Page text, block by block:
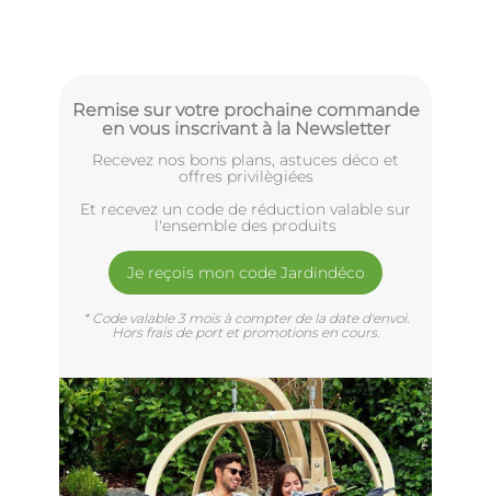
Remise sur votre prochaine commande
en vous inscrivant à la Newsletter
Recevez nos bons plans, astuces déco et
offres privilègiées
Et recevez un code de réduction valable sur
l'ensemble des produits
Je reçois mon code Jardindéco
* Code valable 3 mois à compter de la date d'envoi.
Hors frais de port et promotions en cours.